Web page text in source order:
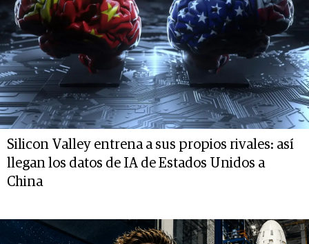
Silicon Valley entrena a sus propios rivales: así
llegan los datos de IA de Estados Unidos a
China